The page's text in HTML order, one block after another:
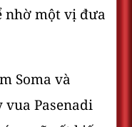
nhờ một vị đưa
Soma và
vua Pasenadi